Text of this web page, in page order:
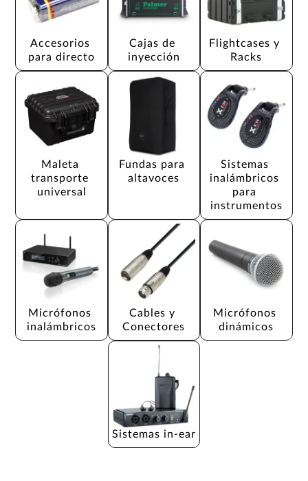
Accesorios
para directo
Cajas de
inyección
Flightcases y
Racks
Maleta
transporte
universal
Fundas para
altavoces
Sistemas
inalámbricos
para
instrumentos
Micrófonos
inalámbricos
Cables y
Conectores
Micrófonos
dinámicos
Sistemas in-ear